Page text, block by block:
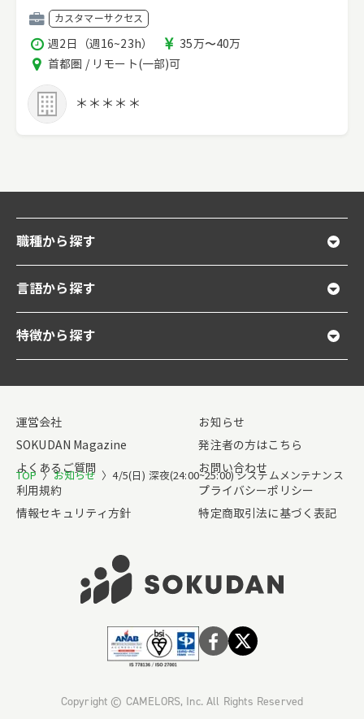
TOP 〉 お知らせ 〉4/5(日) 深夜(24:00~25:00) システムメンテナンスの
職
種
カスタマーサクセス
稼
働
時
間
週2日（週16~23h）
報
酬
35万〜40万
エ
ア
首都圏 / リモート(一部)可
＊＊＊＊＊
職種から探す
言語から探す
特徴から探す
運営会社
お知らせ
SOKUDAN Magazine
発注者の方はこちら
よくあるご質問
お問い合わせ
利用規約
プライバシーポリシー
情報セキュリティ方針
特定商取引法に基づく表記
Copyright © CAMELORS, Inc. All Rights Reserved